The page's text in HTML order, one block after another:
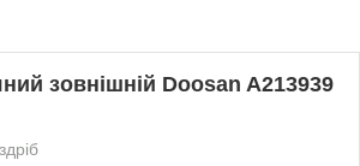
зовнішній Doosan A213939